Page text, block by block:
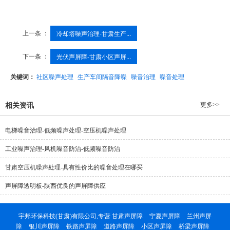
上一条 ： 冷却塔噪声治理-甘肃生产...
下一条 ： 光伏声屏障-甘肃小区声屏...
关键词： 社区噪声处理 生产车间隔音降噪 噪音治理 噪音处理
相关资讯 更多>>
电梯噪音治理-低频噪声处理-空压机噪声处理
工业噪声治理-风机噪音防治-低频噪音防治
甘肃空压机噪声处理-具有性价比的噪音处理在哪买
声屏障透明板-陕西优良的声屏障供应
宇邦环保科技(甘肃)有限公司,专营 甘肃声屏障 宁夏声屏障
兰州声屏
障
银川声屏障 铁路声屏障 道路声屏障 小区声屏障 桥梁声屏障